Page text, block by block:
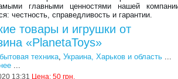
главными ценностями нашей
честность, справедливость и гарантии.
товары и игрушки от
«PlanetaToys»
техника ,Украина, Харьков и область
13:31 Цена:50 грн.